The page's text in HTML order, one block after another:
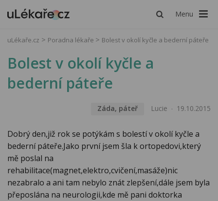
Menu
uLékaře.cz Poradna lékaře Bolest v okolí kyčle a bederní páteře
Bolest v okolí kyčle a
bederní páteře
Záda, páteř Lucie 19.10.2015
Dobrý den,již rok se potýkám s bolestí v okolí kyčle a
bederní páteře.Jako první jsem šla k ortopedovi,který
mě poslal na
rehabilitace(magnet,elektro,cvičení,masáže)nic
nezabralo a ani tam nebylo znát zlepšení,dále jsem byla
přeposlána na neurologii,kde mě pani doktorka